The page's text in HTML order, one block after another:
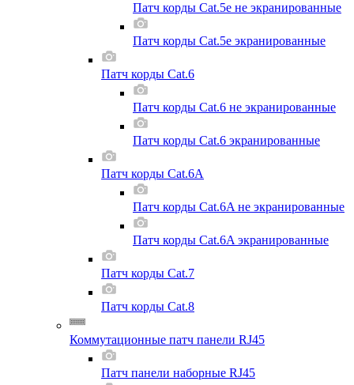
Патч корды Cat.5e не экранированные
Патч корды Cat.5e экранированные
Патч корды Cat.6
Патч корды Cat.6 не экранированные
Патч корды Cat.6 экранированные
Патч корды Cat.6A
Патч корды Cat.6A не экранированные
Патч корды Cat.6A экранированные
Патч корды Cat.7
Патч корды Cat.8
Коммутационные патч панели RJ45
Патч панели наборные RJ45